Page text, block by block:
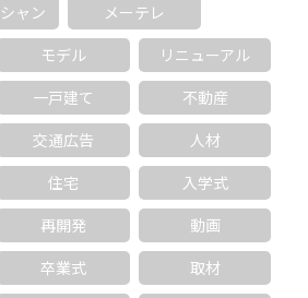
ャン
メーテレ
モデル
リニューアル
一戸建て
不動産
交通広告
人材
住宅
入学式
再開発
動画
卒業式
取材